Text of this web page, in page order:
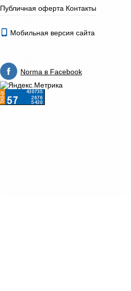
Публичная оферта Контакты
Мобильная версия сайта
Norma в Facebook